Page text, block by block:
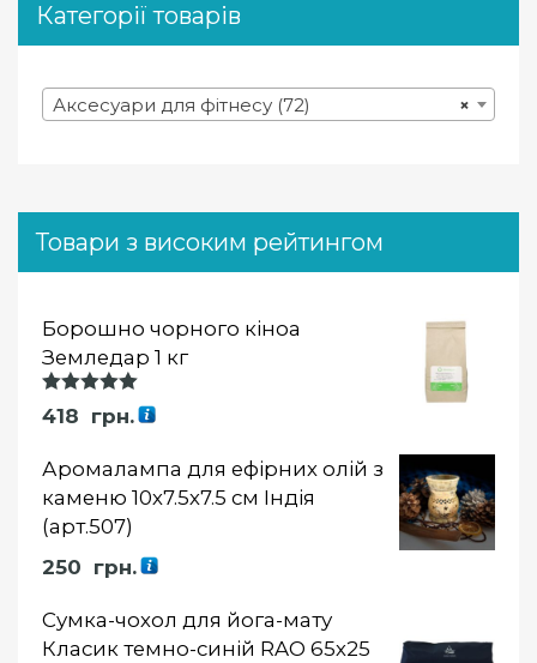
Категорії товарів
×
Аксесуари для фітнесу (72)
Товари з високим рейтингом
Борошно чорного кіноа
Земледар 1 кг
Оцінка
5.00із 5
418 грн.
Аромалампа для ефірних олій з
каменю 10х7.5х7.5 см Індія
(арт.507)
250 грн.
Сумка-чохол для йога-мату
Класик темно-синій RAO 65х25